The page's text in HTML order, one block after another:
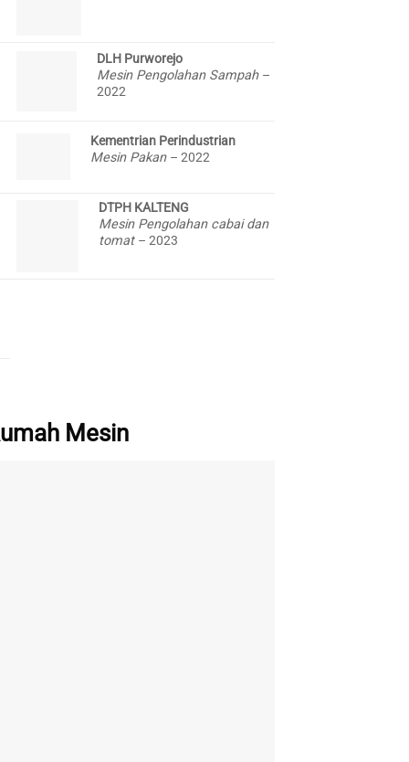
DLH Purworejo
Mesin Pengolahan Sampah –
2022
Kementrian Perindustrian
Mesin Pakan – 2022
DTPH KALTENG
Mesin Pengolahan cabai dan
tomat – 2023
Mesin